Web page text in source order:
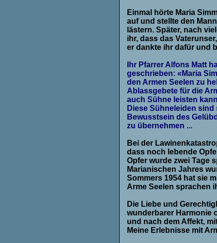
Einmal hörte Maria
auf und stellte den
lästern. Später, nach
ihr, dass das
er dankte ihr dafür und
Ihr Pfarrer Alfons Matt
geschrieben: «Maria
den Armen Seelen zu
Ablassgebete für die
auch Sühne leisten
Diese Sühneleiden
Bewusstsein des
zu übernehmen ...
Bei der
dass noch lebende
Opfer wurde zwei Tage
Marianischen Jahres
Sommers 1954 hat sie
Arme Seelen sprachen
Die Liebe und
wunderbarer Harmonie
und nach dem Affekt,
Meine Erlebnisse mit